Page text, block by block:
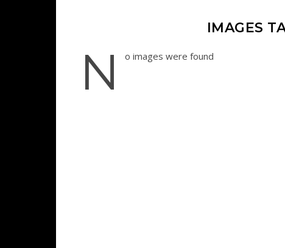
IMAGES
n o images were found